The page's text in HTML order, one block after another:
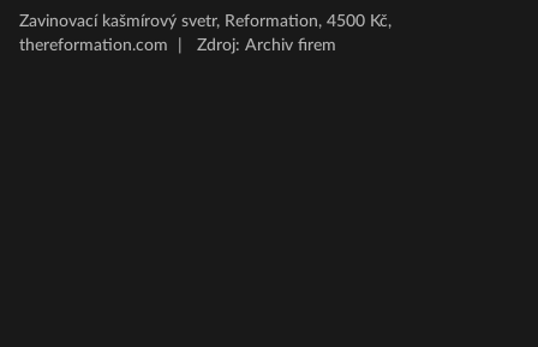
Zavinovací kašmírový svetr, Reformation, 4500 Kč,
thereformation.com
Zdroj: Archiv firem